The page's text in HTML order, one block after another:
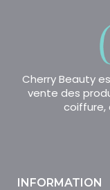
Cherry Beauty
vente des
coiffure,
INFORMATION